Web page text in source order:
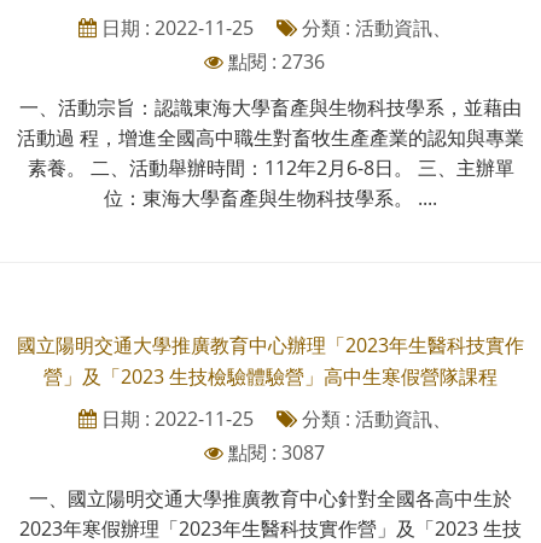
日期 : 2022-11-25
分類 : 活動資訊、
點閱 : 2736
一、活動宗旨：認識東海大學畜產與生物科技學系，並藉由
活動過 程，增進全國高中職生對畜牧生產產業的認知與專業
素養。 二、活動舉辦時間：112年2月6-8日。 三、主辦單
位：東海大學畜產與生物科技學系。 ....
國立陽明交通大學推廣教育中心辦理「2023年生醫科技實作
營」及「2023 生技檢驗體驗營」高中生寒假營隊課程
日期 : 2022-11-25
分類 : 活動資訊、
點閱 : 3087
一、國立陽明交通大學推廣教育中心針對全國各高中生於
2023年寒假辦理「2023年生醫科技實作營」及「2023 生技